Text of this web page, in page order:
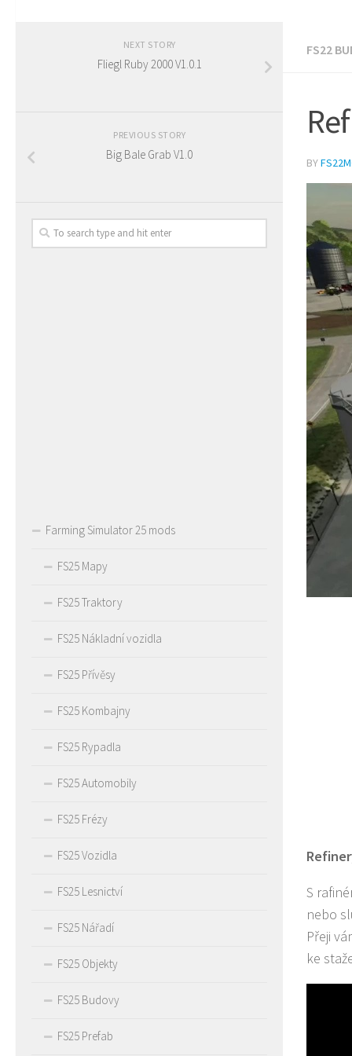
FS22
BY
S
nebo
Přeji
ke
NEXT STORY
Fliegl Ruby 2000 V1.0.1
PREVIOUS STORY
Big Bale Grab V1.0
Farming Simulator 25 mods
FS25 Mapy
FS25 Traktory
FS25 Nákladní vozidla
FS25 Přívěsy
FS25 Kombajny
FS25 Rypadla
FS25 Automobily
FS25 Frézy
FS25 Vozidla
FS25 Lesnictví
FS25 Nářadí
FS25 Objekty
FS25 Budovy
FS25 Prefab